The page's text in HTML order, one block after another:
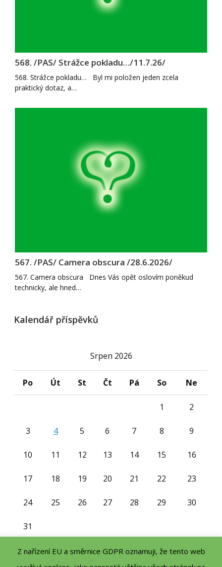
568. /PAS/ Strážce pokladu…/11.7.26/
568. Strážce pokladu… Byl mi položen jeden zcela
praktický dotaz, a…
567. /PAS/ Camera obscura /28.6.2026/
567. Camera obscura Dnes Vás opět oslovím poněkud
technicky, ale hned…
Kalendář příspěvků
Srpen 2026
Po Út St Čt Pá So Ne
1 2
3 4 5 6 7 8 9
10 11 12 13 14 15 16
17 18 19 20 21 22 23
24 25 26 27 28 29 30
31
Z nařízení EU a směrnice GDPR oznamuji, že tento web